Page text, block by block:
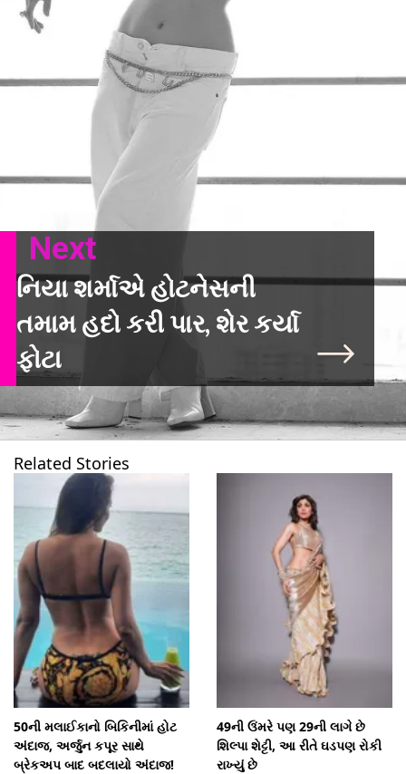
નિયા શર્માએ હોટનેસની
તમામ હદો કરી પાર, શેર કર્યા
ફોટા
Next
Related Stories
50ની મલાઈકાનો બિકિનીમાં હોટ
અંદાજ, અર્જુન કપૂર સાથે
બ્રેકઅપ બાદ બદલાયો અંદાજ!
49ની ઉંમરે પણ 29ની લાગે છે
શિલ્પા શેટ્ટી, આ રીતે ઘડપણ રોકી
રાખ્યું છે